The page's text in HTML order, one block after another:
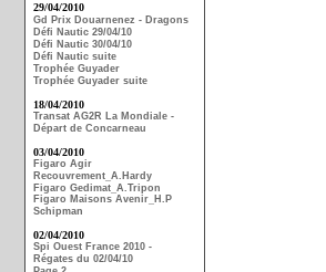
29/04/2010
Gd Prix Douarnenez - Dragons
Défi Nautic 29/04/10
Défi Nautic 30/04/10
Défi Nautic suite
Trophée Guyader
Trophée Guyader suite
18/04/2010
Transat AG2R La Mondiale -
Départ de Concarneau
03/04/2010
Figaro Agir
Recouvrement_A.Hardy
Figaro Gedimat_A.Tripon
Figaro Maisons Avenir_H.P
Schipman
02/04/2010
Spi Ouest France 2010 -
Régates du 02/04/10